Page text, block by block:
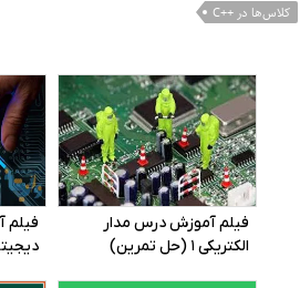
کلاس‌ها در ++C